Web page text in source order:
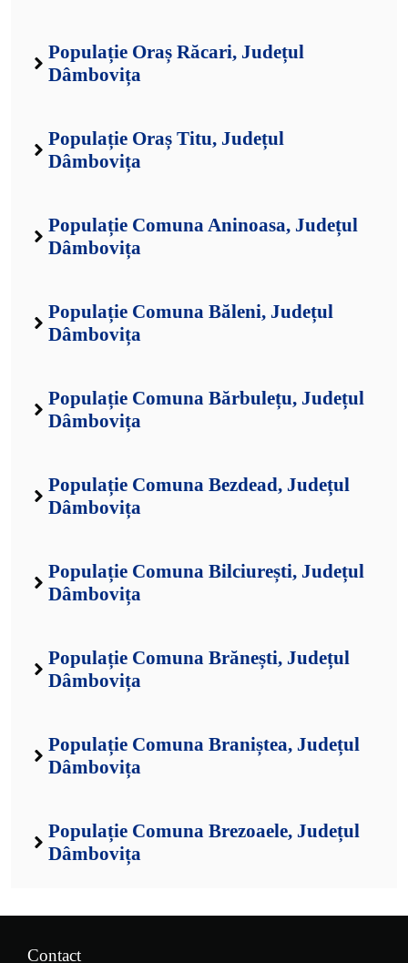
Populație Oraș Răcari, Județul
Dâmbovița
Populație Oraș Titu, Județul
Dâmbovița
Populație Comuna Aninoasa, Județul
Dâmbovița
Populație Comuna Băleni, Județul
Dâmbovița
Populație Comuna Bărbulețu, Județul
Dâmbovița
Populație Comuna Bezdead, Județul
Dâmbovița
Populație Comuna Bilciurești, Județul
Dâmbovița
Populație Comuna Brănești, Județul
Dâmbovița
Populație Comuna Braniștea, Județul
Dâmbovița
Populație Comuna Brezoaele, Județul
Dâmbovița
Contact